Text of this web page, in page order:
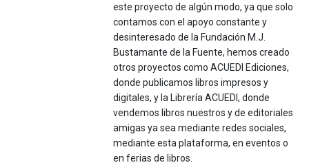
este proyecto de algún modo, ya que solo
contamos con el apoyo constante y
desinteresado de la Fundación M.J.
Bustamante de la Fuente, hemos creado
otros proyectos como ACUEDI Ediciones,
donde publicamos libros impresos y
digitales, y la Librería ACUEDI, donde
vendemos libros nuestros y de editoriales
amigas ya sea mediante redes sociales,
mediante esta plataforma, en eventos o
en ferias de libros.